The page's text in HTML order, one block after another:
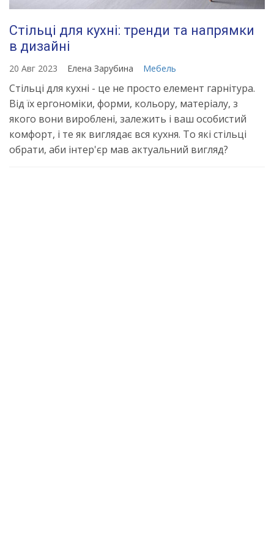
Стільці для кухні: тренди та напрямки
в дизайні
20 Авг 2023 Елена Зарубина Мебель
Стільці для кухні - це не просто елемент гарнітура.
Від їх ергономіки, форми, кольору, матеріалу, з
якого вони вироблені, залежить і ваш особистий
комфорт, і те як виглядає вся кухня. То які стільці
обрати, аби інтер'єр мав актуальний вигляд?